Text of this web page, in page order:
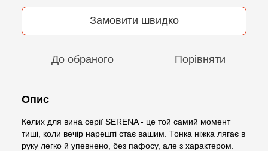
Замовити швидко
До обраного Порівняти
Опис
Келих для вина серії SERENA - це той самий момент
тиші, коли вечір нарешті стає вашим. Тонка ніжка лягає в
руку легко й упевнено, без пафосу, але з характером.